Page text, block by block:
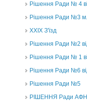
Рішення Ради № 4
Рішення Ради №3 м.
XXІХ З'їзд
Рішення Ради №2
Рішення Ради № 1
Рішення Ради №6
Рішення Ради №5
РІШЕННЯ Ради